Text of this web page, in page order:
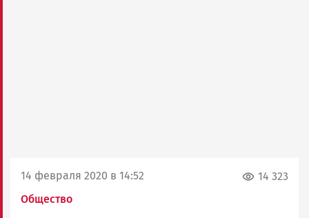
14 февраля 2020 в 14:52
Общество
14 323